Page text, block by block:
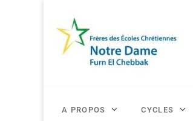
content
A PROPOS CYCLES